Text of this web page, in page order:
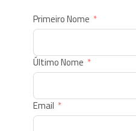
Primeiro Nome
Último Nome
Email